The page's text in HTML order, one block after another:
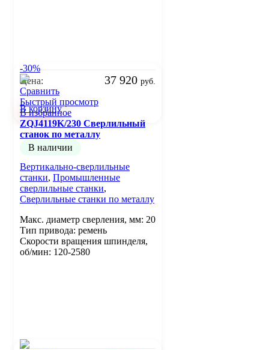
Цена: 37 920 руб.
В корзину
-30%
Сравнить
Быстрый просмотр
В избранное
ZQJ4119K/230 Сверлильный
станок по металлу
В наличии
Вертикально-сверлильные
станки, Промышленные
сверлильные станки,
Сверлильные станки по металлу
Макс. диаметр сверления, мм: 20
Тип привода: ремень
Скорости вращения шпинделя,
об/мин: 120-2580